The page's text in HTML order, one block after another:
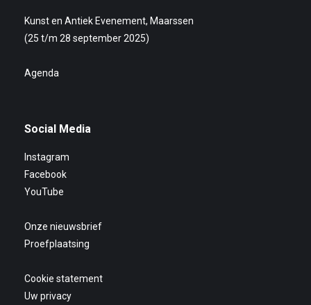
Kunst en Antiek Evenement, Maarssen
(25 t/m 28 september 2025)
Agenda
Social Media
Instagram
Facebook
YouTube
Onze nieuwsbrief
Proefplaatsing
Cookie statement
Uw privacy